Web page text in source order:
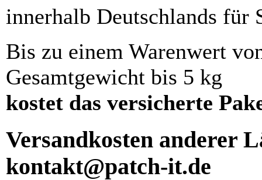
innerhalb Deutschlands für
Bis zu einem Warenwert
Gesamtgewicht bis 5 kg
kostet das versicherte
Versandkosten anderer
kontakt@patch-it.de